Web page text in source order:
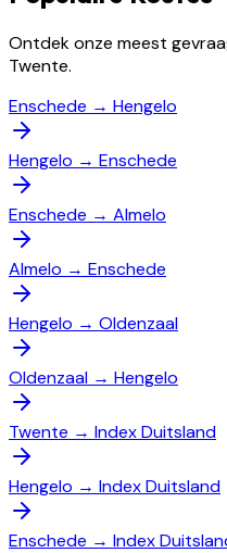
Ontdek onze meest
Twente.
Enschede → Hengelo
Hengelo → Enschede
Enschede → Almelo
Almelo → Enschede
Hengelo → Oldenzaal
Oldenzaal → Hengelo
Twente → Index Duitsland
Hengelo → Index Duitsland
Enschede → Index